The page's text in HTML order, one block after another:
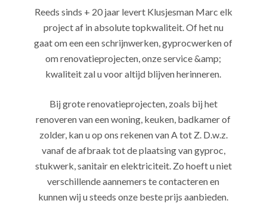
Reeds sinds + 20 jaar levert Klusjesman Marc elk
project af in absolute topkwaliteit. Of het nu
gaat om een een schrijnwerken, gyprocwerken of
om renovatieprojecten, onze service &amp;
kwaliteit zal u voor altijd blijven herinneren.
Bij grote renovatieprojecten, zoals bij het
renoveren van een woning, keuken, badkamer of
zolder, kan u op ons rekenen van A tot Z. D.w.z.
vanaf de afbraak tot de plaatsing van gyproc,
stukwerk, sanitair en elektriciteit. Zo hoeft u niet
verschillende aannemers te contacteren en
kunnen wij u steeds onze beste prijs aanbieden.